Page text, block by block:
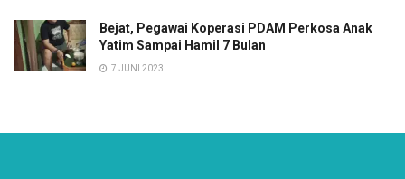
Bejat, Pegawai Koperasi PDAM Perkosa Anak
Yatim Sampai Hamil 7 Bulan
7 JUNI 2023